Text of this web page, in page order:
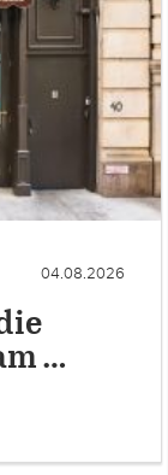
04.08.2026
…